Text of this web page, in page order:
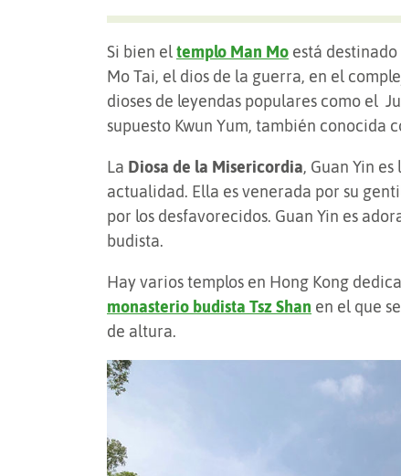
Si bien eltemplo Man Mo está
Mo Tai, el dios de la guerra, en el
dioses de leyendas populares como el
supuesto Kwun Yum, también conocida
La Diosa de la Misericordia, Guan Yin
actualidad. Ella es venerada por su
por los desfavorecidos. Guan Yin es
budista.
Hay varios templos en Hong Kong
monasterio budista Tsz Shan en el que
de altura.